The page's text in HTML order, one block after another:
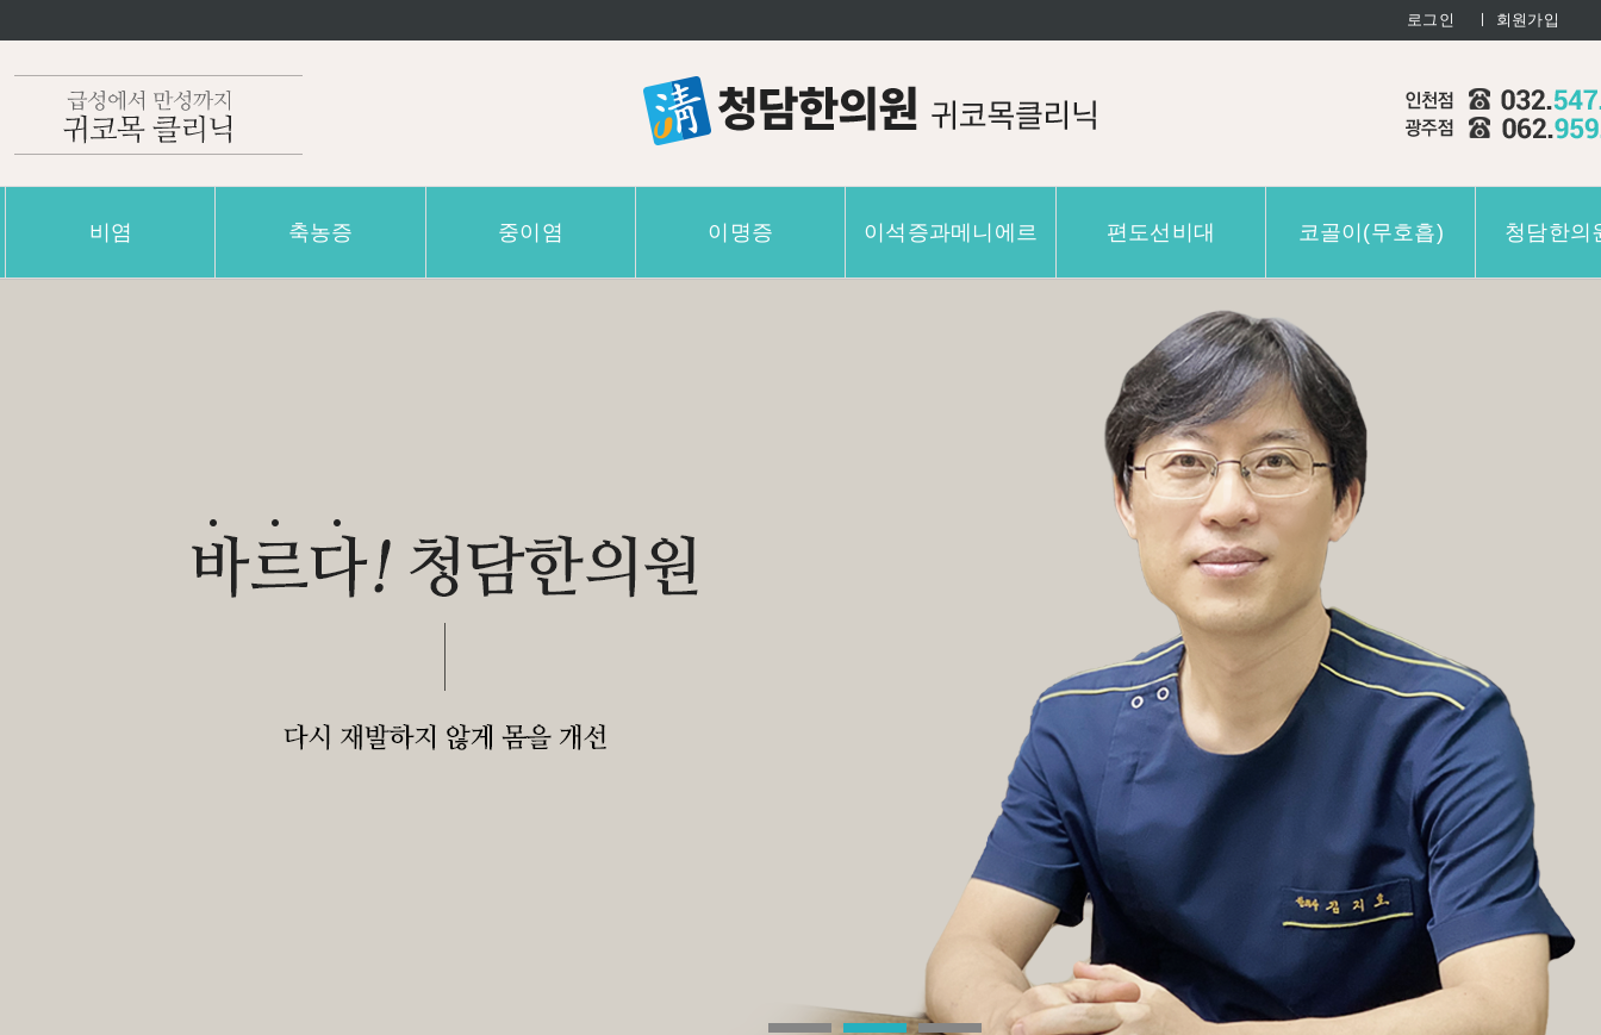
로그인 ㅣ 회원가입
비염 축농증 중이염 이명증 이석증과메니에르 편도선비대 코골이(무호흡) 청담한의